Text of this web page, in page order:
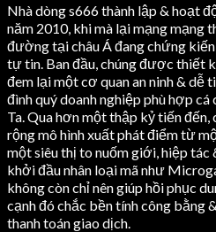
Nhà dòng s666 thành lập & hoạt
năm 2010, khi mà lại mạng mạng
đường tại châu Á đang chứng
tự tin. Ban đầu, chúng được thiết
đem lại một cơ quan an ninh & dễ
đình quý doanh nghiệp phù hợp
Ta. Qua hơn một thập kỷ tiến đến,
rộng mô hình xuất phát điểm từ
một siêu thị to nuốm giới, hiệp tác
khởi đầu nhân loại mã như
không còn chỉ nên giúp hồi phục
cạnh đó chắc bền tính công bằng
thanh toán giao dịch.